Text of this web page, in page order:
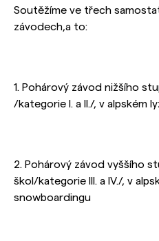
Soutěžíme ve třech
závodech,a to:
1. Pohárový závod nižšího
/kategorie I. a II./, v alpském
2. Pohárový závod vyššího
škol/kategorie III. a IV./, v
snowboardingu